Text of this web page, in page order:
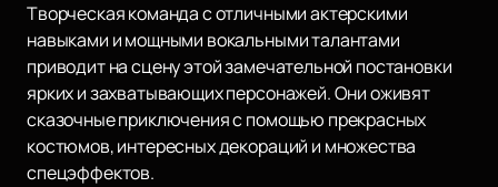
Творческая команда с отличными актерскими
навыками и мощными вокальными талантами
приводит на сцену этой замечательной постановки
ярких и захватывающих персонажей. Они оживят
сказочные приключения с помощью прекрасных
костюмов, интересных декораций и множества
спецэффектов.